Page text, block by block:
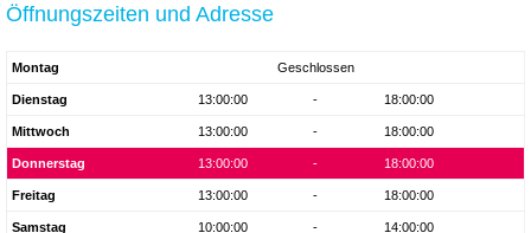
Öffnungszeiten und Adresse
Montag Geschlossen
Dienstag 13:00:00 - 18:00:00
Mittwoch 13:00:00 - 18:00:00
Donnerstag 13:00:00 - 18:00:00
Freitag 13:00:00 - 18:00:00
Samstag 10:00:00 - 14:00:00